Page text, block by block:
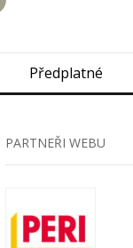
Předplatné
PARTNEŘI WEBU